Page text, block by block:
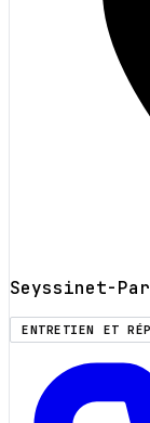
Seyssinet-
ENTRETIEN ET